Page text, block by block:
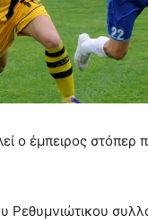
ο έμπειρος στόπερ
Ρεθυμνιώτικου